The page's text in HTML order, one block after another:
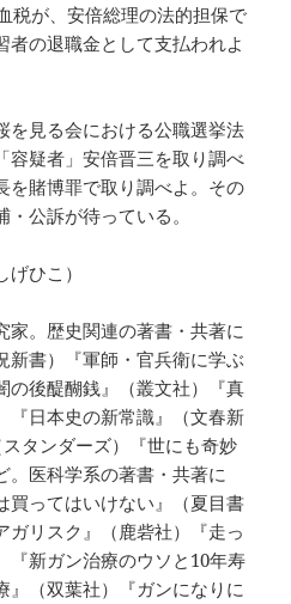
税が、安倍総理の法的担保で
者の退職金として支払われよ
見る会における公職選挙法
容疑者」安倍晋三を取り調べ
賭博罪で取り調べよ。その
公訴が待っている。
ひこ）
家。歴史関連の著書・共著に
新書）『軍師・官兵衛に学ぶ
の後醍醐銭』（叢文社）『真
『日本史の新常識』（文春新
タンダーズ）『世にも奇妙
。医科学系の著書・共著に
買ってはいけない』（夏目書
ガリスク』（鹿砦社）『走っ
『新ガン治療のウソと10年寿
』（双葉社）『ガンになりに